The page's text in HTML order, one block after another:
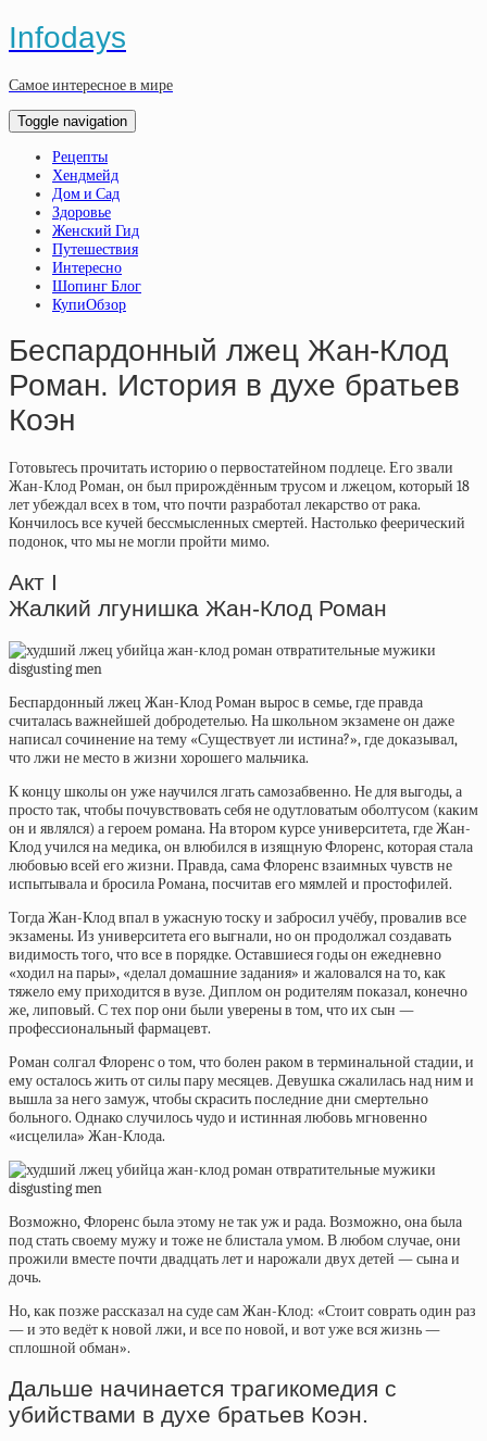
Infodays
Самое интересное в мире
Toggle navigation
Рецепты
Хендмейд
Дом и Сад
Здоровье
Женский Гид
Путешествия
Интересно
Шопинг Блог
КупиОбзор
Беспардонный лжец Жан-Клод
Роман. История в духе братьев
Коэн
Готовьтесь прочитать историю о первостатейном подлеце. Его звали
Жан-Клод Роман, он был прирождённым трусом и лжецом, который 18
лет убеждал всех в том, что почти разработал лекарство от рака.
Кончилось все кучей бессмысленных смертей. Настолько феерический
подонок, что мы не могли пройти мимо.
Акт I
Жалкий лгунишка Жан-Клод Роман
Беспардонный лжец Жан-Клод Роман вырос в семье, где правда
считалась важнейшей добродетелью. На школьном экзамене он даже
написал сочинение на тему «Существует ли истина?», где доказывал,
что лжи не место в жизни хорошего мальчика.
К концу школы он уже научился лгать самозабвенно. Не для выгоды, а
просто так, чтобы почувствовать себя не одутловатым оболтусом (каким
он и являлся) а героем романа. На втором курсе университета, где Жан-
Клод учился на медика, он влюбился в изящную Флоренс, которая стала
любовью всей его жизни. Правда, сама Флоренс взаимных чувств не
испытывала и бросила Романа, посчитав его мямлей и простофилей.
Тогда Жан-Клод впал в ужасную тоску и забросил учёбу, провалив все
экзамены. Из университета его выгнали, но он продолжал создавать
видимость того, что все в порядке. Оставшиеся годы он ежедневно
«ходил на пары», «делал домашние задания» и жаловался на то, как
тяжело ему приходится в вузе. Диплом он родителям показал, конечно
же, липовый. С тех пор они были уверены в том, что их сын —
профессиональный фармацевт.
Роман солгал Флоренсо том, что болен раком в терминальной стадии, и
ему осталось жить от силы пару месяцев. Девушка сжалилась над ним и
вышла за него замуж, чтобы скрасить последние дни смертельно
больного. Однако случилось чудо и истинная любовь мгновенно
«исцелила» Жан-Клода.
Возможно, Флоренс была этому не так уж и рада. Возможно, она была
под стать своему мужу и тоже не блистала умом. В любом случае, они
прожили вместе почти двадцать лет и нарожали двух детей — сына и
дочь.
Но, как позже рассказал на суде сам Жан-Клод: «Стоит соврать один раз
— и это ведёт к новой лжи, и все по новой, и вот уже вся жизнь —
сплошной обман».
Дальше начинается трагикомедия с
убийствами в духе братьев Коэн.